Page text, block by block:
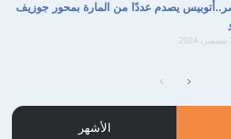
يصدم عددًا من المارة بمحور جوزيف
الصفحة
السابقة
الصفحة
التالية
الأشهر